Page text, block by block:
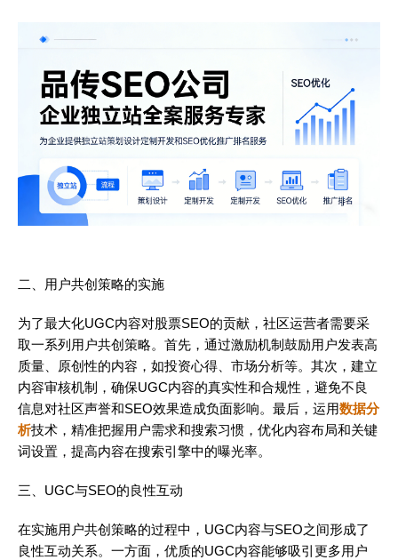
二、用户共创策略的实施
为了最大化UGC内容对股票SEO的贡献，社区运营者需要采
取一系列用户共创策略。首先，通过激励机制鼓励用户发表高
质量、原创性的内容，如投资心得、市场分析等。其次，建立
内容审核机制，确保UGC内容的真实性和合规性，避免不良
信息对社区声誉和SEO效果造成负面影响。最后，运用数据分
析技术，精准把握用户需求和搜索习惯，优化内容布局和关键
词设置，提高内容在搜索引擎中的曝光率。
三、UGC与SEO的良性互动
在实施用户共创策略的过程中，UGC内容与SEO之间形成了
良性互动关系。一方面，优质的UGC内容能够吸引更多用户